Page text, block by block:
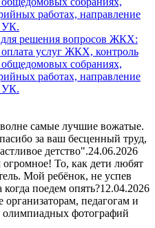
решения вопросов ЖКХ:
оплата услуг ЖКХ, контроль
общедомовых собраниях,
работах, направление
УК.
самые лучшие вожатые.
за ваш бесценный труд,
детство".24.06.2026
То, как дети любят
Мой ребёнок, не успев
когда поедем опять?12.04.2026
педагогам и
фотографий